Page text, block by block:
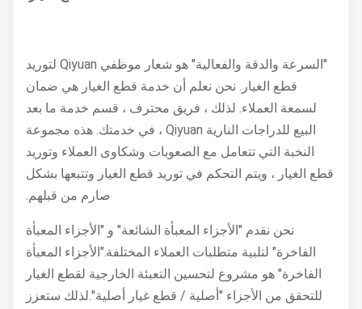
"السرعة والدقة والفعالية" هو شعار موظفي Qiyuan لتوريد
قطع الغيار. نحن نعلم أن خدمة قطع الغيار هي ضمان
لسمعة العملاء. لذلك ، فريق محترف ، قسم خدمة ما بعد
البيع للدراجات النارية Qiyuan ، في خدمتك. هذه مجموعة
النخبة التي تتعامل مع الصعوبات وشكاوى العملاء وتوريد
قطع الغيار ، ويتم التحكم في توريد قطع الغيار وتتبعها بشكل
صارم من قبلهم.
نحن نقدم "الأجزاء المعبأة الشائعة" و "الأجزاء المعبأة
الفاخرة" لتلبية متطلبات العملاء المختلفة."الأجزاء المعبأة
الفاخرة" هو مشروع لتحسين التعبئة الخارجية لقطع الغيار
للتحقق من الأجزاء "أصلية / قطع غيار أصلية".لذلك ستعزز